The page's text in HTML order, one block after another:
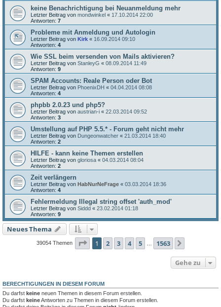
keine Benachrichtigung bei Neuanmeldung mehr
Letzter Beitrag von mondwinkel « 17.10.2014 22:00
Antworten: 7
Probleme mit Anmeldung und Autologin
Letzter Beitrag von Kirk « 16.09.2014 09:10
Antworten: 4
Wie SSL beim versenden von Mails aktivieren?
Letzter Beitrag von StanleyG « 08.09.2014 11:49
Antworten: 9
SPAM Accounts: Reale Person oder Bot
Letzter Beitrag von PhoenixDH « 04.04.2014 08:08
Antworten: 4
phpbb 2.0.23 und php5?
Letzter Beitrag von austrian-i « 22.03.2014 09:52
Antworten: 3
Umstellung auf PHP 5.5.* - Forum geht nicht mehr
Letzter Beitrag von Dungeonwatcher « 21.03.2014 18:40
Antworten: 2
HILFE - kann keine Themen erstellen
Letzter Beitrag von gloriosa « 04.03.2014 08:04
Antworten: 2
Zeit verlängern
Letzter Beitrag von HabNurNeFrage « 03.03.2014 18:36
Antworten: 4
Fehlermeldung Illegal string offset 'auth_mod'
Letzter Beitrag von Siddd « 23.02.2014 01:18
Antworten: 9
Neues Thema
39054 Themen Seite 1von 1563
1 2 3 4 5 1563
Gehe zu
BERECHTIGUNGEN IN DIESEM FORUM
Du darfst keine neuen Themen in diesem Forum erstellen.
Du darfst keineAntworten zu Themen in diesem Forum erstellen.